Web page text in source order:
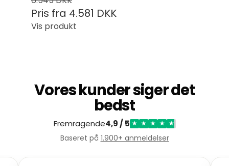
Pris fra 4.581 DKK
Vis produkt
Vores kunder siger det
bedst
Fremragende4,9 / 5 ★ ★ ★ ★ ★
Baseret på 1.900+ anmeldelser